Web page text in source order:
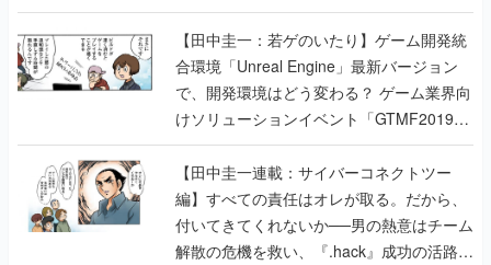
のいたり】
【田中圭一：若ゲのいたり】ゲーム開発統
合環境「Unreal Engine」最新バージョン
で、開発環境はどう変わる？ ゲーム業界向
けソリューションイベント「GTMF2019」
に行って、より理解を深めよう【PR】
【田中圭一連載：サイバーコネクトツー
編】すべての責任はオレが取る。だから、
付いてきてくれないか──男の熱意はチーム
解散の危機を救い、『.hack』成功の活路を